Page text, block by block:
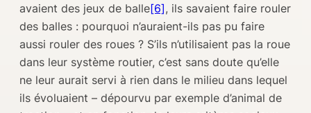
avaient des jeux de balle[6], ils savaient faire rouler
des balles : pourquoi n’auraient-ils pas pu faire
aussi rouler des roues ? S’ils n’utilisaient pas la roue
dans leur système routier, c’est sans doute qu’elle
ne leur aurait servi à rien dans le milieu dans lequel
ils évoluaient – dépourvu par exemple d’animal de